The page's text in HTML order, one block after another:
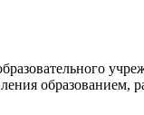
образованием,